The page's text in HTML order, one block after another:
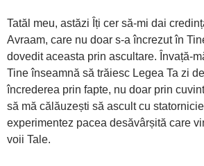
Tatăl meu, astăzi Îți cer să-mi dai
Avraam, care nu doar s-a încrezut în
dovedit aceasta prin ascultare. Învață-
Tine înseamnă să trăiesc Legea Ta zi
încrederea prin fapte, nu doar prin
să mă călăuzești să ascult cu
experimentez pacea desăvârșită care
voii Tale.